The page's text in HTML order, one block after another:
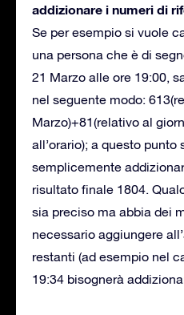
addizionare i numeri di
Se per esempio si vuole
una persona che è di
21 Marzo alle ore 19:00,
nel seguente modo:
Marzo)+81(relativo al
all’orario); a questo
semplicemente
risultato finale 1804.
sia preciso ma abbia dei
necessario aggiungere
restanti (ad esempio nel
19:34 bisognerà